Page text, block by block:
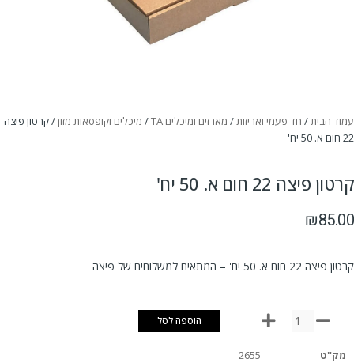
עמוד הבית/ חד פעמי ואריזות/ מארזים ומיכלים TA / מיכלים וקופסאות מזון/ קרטון פיצה
22 חום א. 50 יח'
קרטון פיצה 22 חום א. 50 יח'
₪85.00
קרטון פיצה 22 חום א. 50 יח' – המתאים למשלוחים של פיצה
הוספה לסל
מק"ט
2655